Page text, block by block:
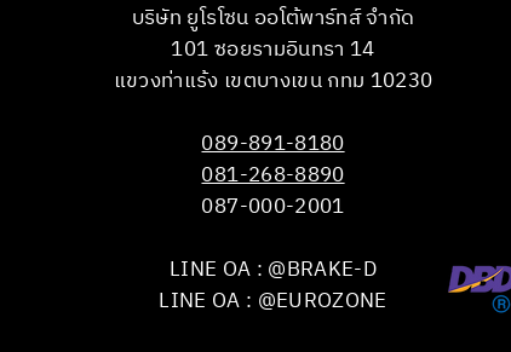
บริษัท ยูโรโซน ออโต้พาร์ทส์ จำกัด
101 ซอยรามอินทรา 14
แขวงท่าแร้ง เขตบางเขน กทม 10230
089-891-8180
081-268-8890
087-000-2001
LINE OA : @BRAKE-D
LINE OA : @EUROZONE